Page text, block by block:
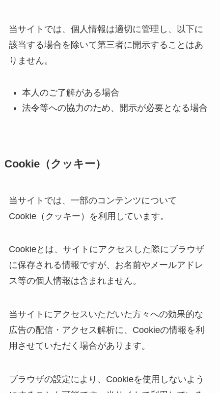
当サイトでは、個人情報は適切に管理し、以下に
該当する場合を除いて第三者に開示することはあ
りません。
本人のご了解がある場合
法令等への協力のため、開示が必要となる場合
Cookie（クッキー）
当サイトでは、一部のコンテンツについて
Cookie（クッキー）を利用しています。
Cookieとは、サイトにアクセスした際にブラウザ
に保存される情報ですが、お名前やメールアドレ
ス等の個人情報は含まれません。
当サイトにアクセスいただいた方々への効果的な
広告の配信・アクセス解析に、Cookieの情報を利
用させていただく場合があります。
ブラウザの設定により、Cookieを使用しないよう